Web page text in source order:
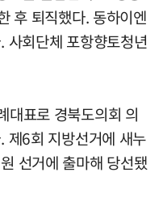
후 퇴직했다. 동하이엔
사회단체 포항향토청년
대표로 경북도의회 의
제6회 지방선거에 새누
선거에 출마해 당선됐